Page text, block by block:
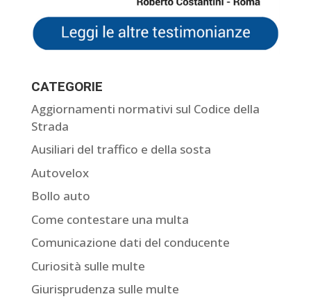
CATEGORIE
Aggiornamenti normativi sul Codice della
Strada
Ausiliari del traffico e della sosta
Autovelox
Bollo auto
Come contestare una multa
Comunicazione dati del conducente
Curiosità sulle multe
Giurisprudenza sulle multe